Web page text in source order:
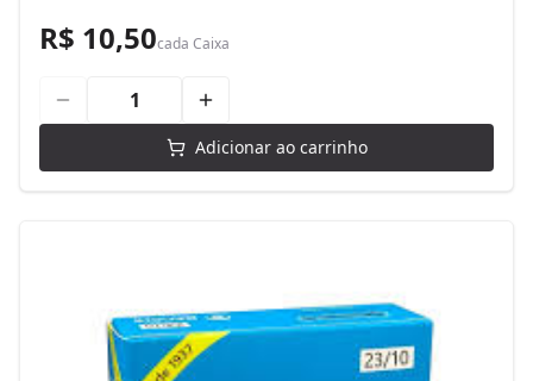
R$ 10,50cada Caixa
Adicionar ao carrinho